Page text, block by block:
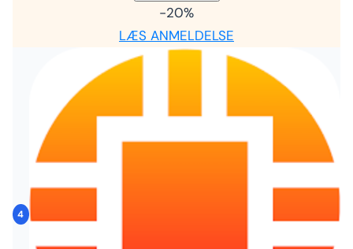
-20%
LÆS ANMELDELSE
4